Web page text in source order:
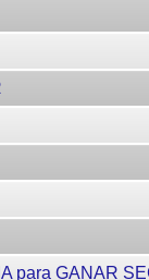
para GANAR